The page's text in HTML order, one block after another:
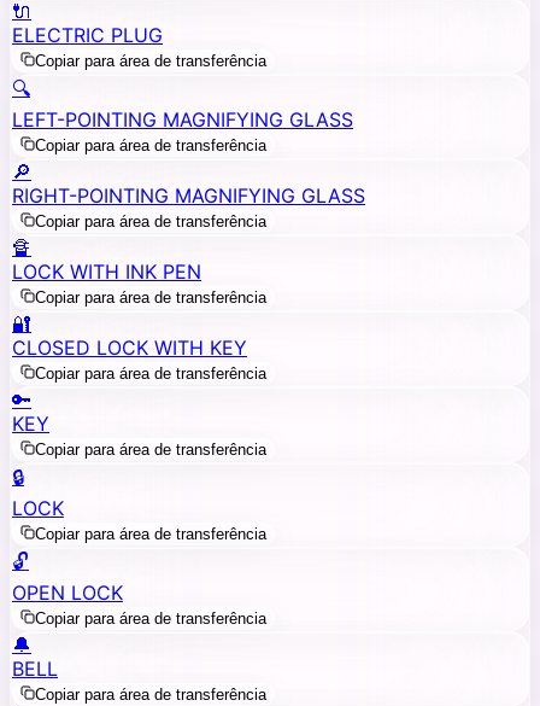
🔌
ELECTRIC PLUG
Copiar para área de transferência
🔍
LEFT-POINTING MAGNIFYING GLASS
Copiar para área de transferência
🔎
RIGHT-POINTING MAGNIFYING GLASS
Copiar para área de transferência
🔏
LOCK WITH INK PEN
Copiar para área de transferência
🔐
CLOSED LOCK WITH KEY
Copiar para área de transferência
🔑
KEY
Copiar para área de transferência
🔒
LOCK
Copiar para área de transferência
🔓
OPEN LOCK
Copiar para área de transferência
🔔
BELL
Copiar para área de transferência